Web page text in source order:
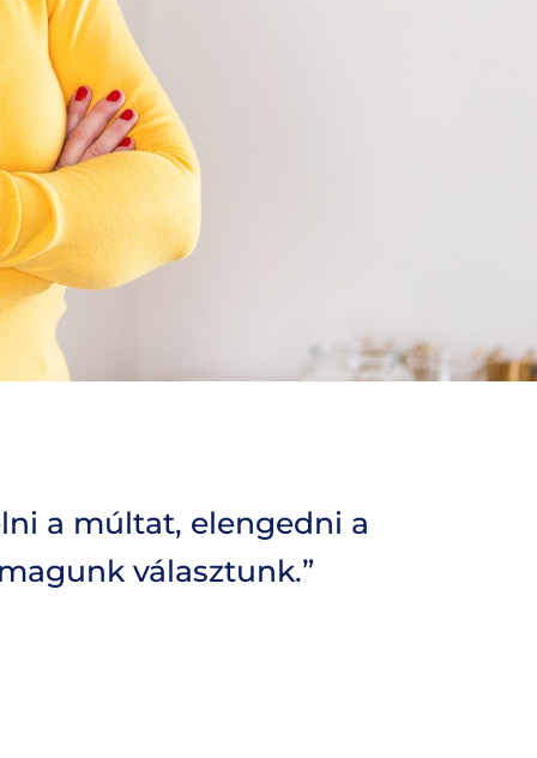
a múltat, elengedni a
választunk.”